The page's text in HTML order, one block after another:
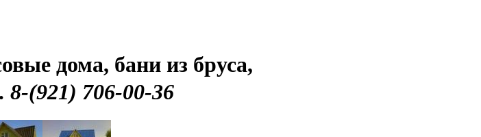
дома, бани из бруса,
8-(921) 706-00-36